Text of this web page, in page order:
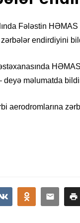
Fələstin HƏMAS
endirdiyini
deyə məlumatda
aerodromlarına